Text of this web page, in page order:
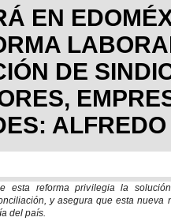
EN
DE
esta reforma privilegia la
y asegura que esta nueva
del país.